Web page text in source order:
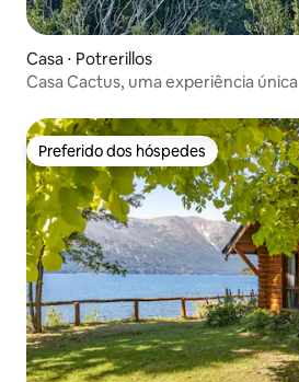
Casa ⋅ Potrerillos
Casa Cactus, uma experiência única
Preferido dos hóspedes
Preferido dos hóspedes